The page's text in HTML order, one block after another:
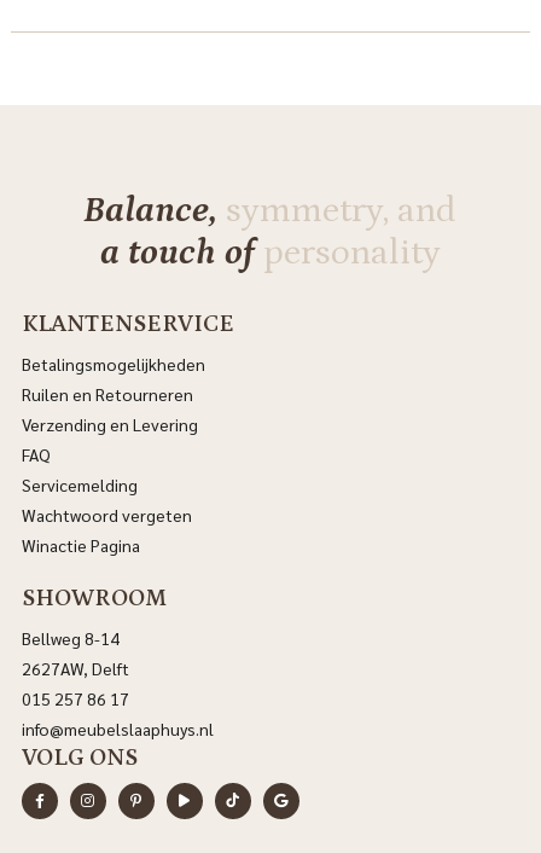
Balance, symmetry, and
a touch ofpersonality
KLANTENSERVICE
Betalingsmogelijkheden
Ruilen en Retourneren
Verzending en Levering
FAQ
Servicemelding
Wachtwoord vergeten
Winactie Pagina
SHOWROOM
Bellweg 8-14
2627AW, Delft
015 257 86 17
info@meubelslaaphuys.nl
VOLG ONS